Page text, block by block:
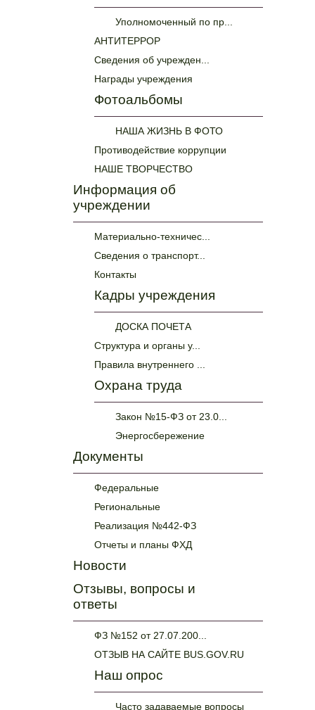
Уполномоченный по пр...
АНТИТЕРРОР
Сведения об учрежден...
Награды учреждения
Фотоальбомы
НАША ЖИЗНЬ В ФОТО
Противодействие коррупции
НАШЕ ТВОРЧЕСТВО
Информация об
учреждении
Материально-техничес...
Сведения о транспорт...
Контакты
Кадры учреждения
ДОСКА ПОЧЕТА
Структура и органы у...
Правила внутреннего ...
Охрана труда
Закон №15-ФЗ от 23.0...
Энергосбережение
Документы
Федеральные
Региональные
Реализация №442-ФЗ
Отчеты и планы ФХД
Новости
Отзывы, вопросы и
ответы
ФЗ №152 от 27.07.200...
ОТЗЫВ НА САЙТЕ BUS.GOV.RU
Наш опрос
Часто задаваемые вопросы